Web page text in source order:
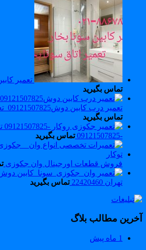
تعمیر کابین
تماس بگیرید
تعمیر درب کابین دوش09121507825_تعمیر وان جکوزی
تماس بگیرید
تماس بگیرید
فروش قطعات اورجینال وان جکوزی
تهران 22420460
تماس بگیرید
مطالب بلاگ
1 ماه پیش